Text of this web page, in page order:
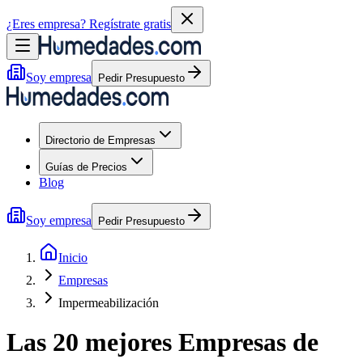
¿Eres empresa? Regístrate gratis
Soy empresa Pedir Presupuesto
Directorio de Empresas
Guías de Precios
Blog
Soy empresa Pedir Presupuesto
Inicio
Empresas
Impermeabilización
Las 20 mejores Empresas de